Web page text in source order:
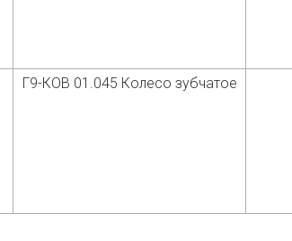
Г9-КОВ 01.045 Колесо зубчатое